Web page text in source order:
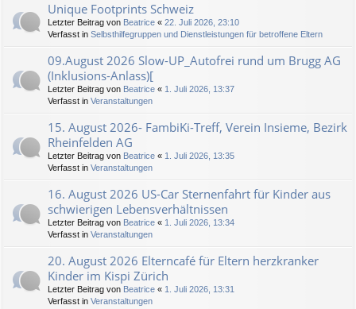
Unique Footprints Schweiz
Letzter Beitrag von Beatrice « 22. Juli 2026, 23:10
Verfasst in Selbsthilfegruppen und Dienstleistungen für betroffene Eltern
09.August 2026 Slow-UP_Autofrei rund um Brugg AG
(Inklusions-Anlass)[
Letzter Beitrag von Beatrice « 1. Juli 2026, 13:37
Verfasst in Veranstaltungen
15. August 2026- FambiKi-Treff, Verein Insieme, Bezirk
Rheinfelden AG
Letzter Beitrag von Beatrice « 1. Juli 2026, 13:35
Verfasst in Veranstaltungen
16. August 2026 US-Car Sternenfahrt für Kinder aus
schwierigen Lebensverhältnissen
Letzter Beitrag von Beatrice « 1. Juli 2026, 13:34
Verfasst in Veranstaltungen
20. August 2026 Elterncafé für Eltern herzkranker
Kinder im Kispi Zürich
Letzter Beitrag von Beatrice « 1. Juli 2026, 13:31
Verfasst in Veranstaltungen